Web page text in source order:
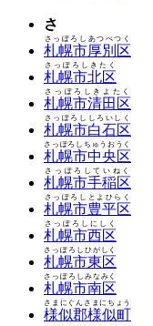
さ
札幌市厚別区
さっぽろしあつべつく
札幌市北区
さっぽろしきたく
札幌市清田区
さっぽろしきよたく
札幌市白石区
さっぽろししろいしく
札幌市中央区
さっぽろしちゅうおうく
札幌市手稲区
さっぽろしていねく
札幌市豊平区
さっぽろしとよひらく
札幌市西区
さっぽろしにしく
札幌市東区
さっぽろしひがしく
札幌市南区
さっぽろしみなみく
様似郡様似町
さまにぐんさまにちょう